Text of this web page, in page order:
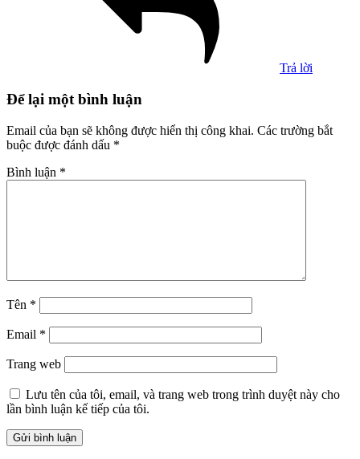
Trả lời
Để lại một bình luận
Email của bạn sẽ không được hiển thị công khai. Các trường bắt
buộc được đánh dấu *
Bình luận *
Tên *
Email *
Trang web
Lưu tên của tôi, email, và trang web trong trình duyệt này cho
lần bình luận kế tiếp của tôi.